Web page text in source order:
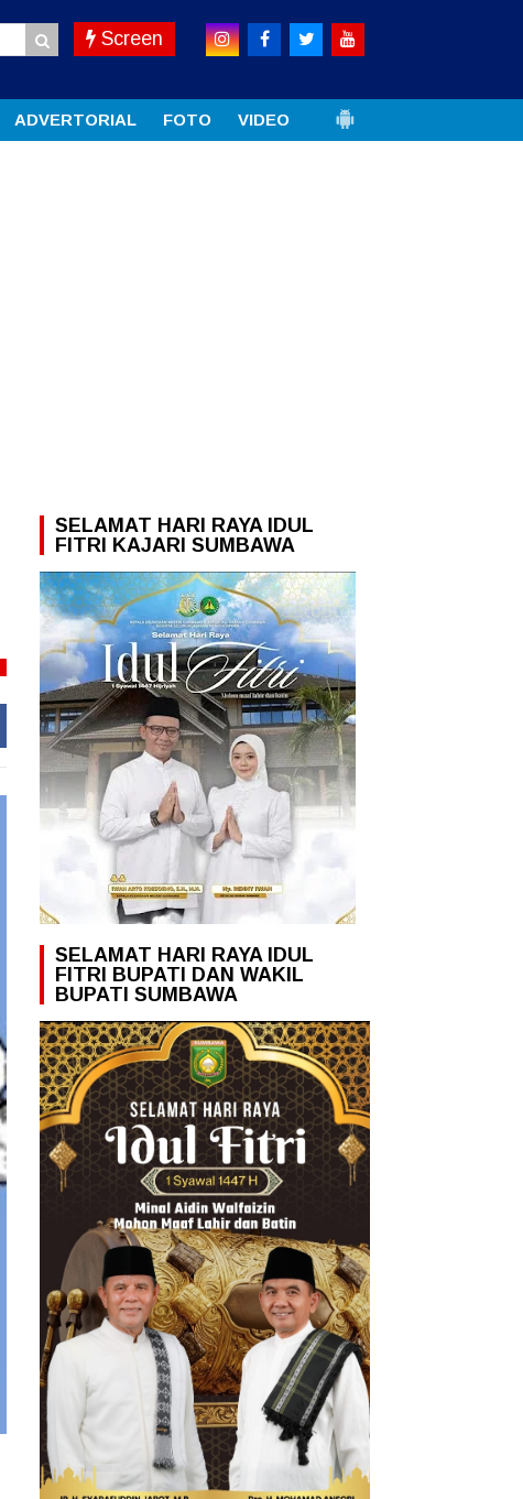
Screen
ADVERTORIAL FOTO VIDEO
SELAMAT HARI RAYA IDUL
FITRI KAJARI SUMBAWA
SELAMAT HARI RAYA IDUL
FITRI BUPATI DAN WAKIL
BUPATI SUMBAWA